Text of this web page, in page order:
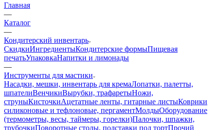
Главная
—
Каталог
—
Кондитерский инвентарь
СкидкиИнгредиентыКондитерские формыПищевая
печатьУпаковкаНапитки и лимонады
—
Инструменты для мастики
Насадки, мешки, инвентарь для кремаЛопатки, палетты,
шпателиВенчикиВырубки, трафаретыНожи,
струныКисточкиАцетатные ленты, гитарные листыКоврики
силиконовые и тефлоновые, пергаментМолдыОборудование
(термометры, весы, таймеры, горелки)Палочки, шпажки,
трубочкиПоворотные столы, подставки под тортПрочий